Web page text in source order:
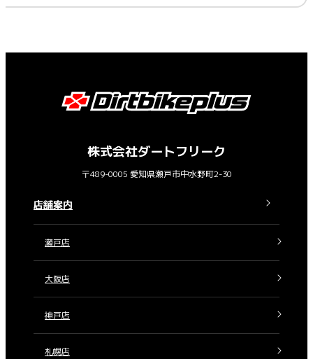
株式会社ダートフリーク
〒489-0005 愛知県瀬戸市中水野町2-30
店舗案内
瀬戸店
大阪店
神戸店
札幌店